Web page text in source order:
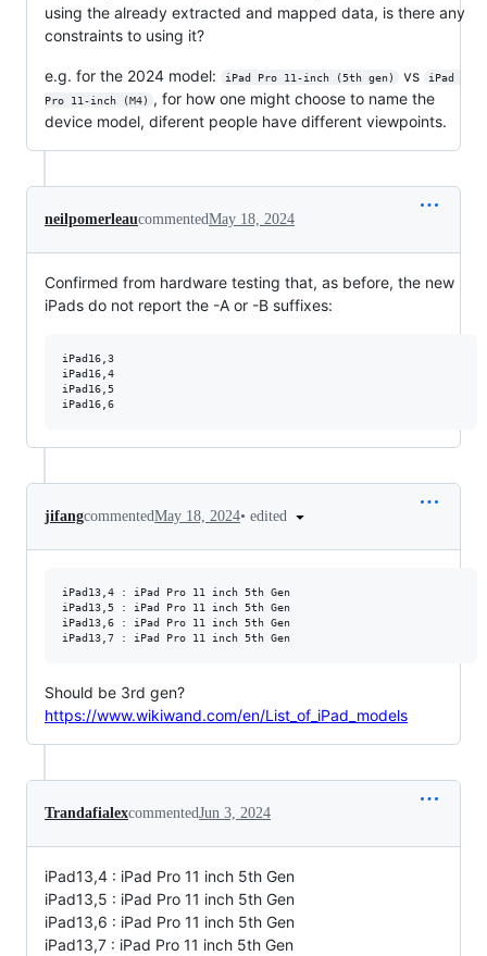
using the already extracted and mapped data, is there any
constraints to using it?
e.g. for the 2024 model: iPad Pro 11-inch (5th gen) vs
iPad
Pro 11-inch (M4)
, for how one might choose to name the
device model, diferent people have different viewpoints.
neilpomerleaucommentedMay 18, 2024
Confirmed from hardware testing that, as before, the new
iPads do not report the -A or -B suffixes:
iPad16,3
iPad16,4
iPad16,5
jifangcommentedMay 18, 2024• edited
iPad13,4 : iPad Pro 11 inch 5th Gen
iPad13,5 : iPad Pro 11 inch 5th Gen
iPad13,6 : iPad Pro 11 inch 5th Gen
Should be 3rd gen?
https://www.wikiwand.com/en/List_of_iPad_models
TrandafialexcommentedJun 3, 2024
iPad13,4 : iPad Pro 11 inch 5th Gen
iPad13,5 : iPad Pro 11 inch 5th Gen
iPad13,6 : iPad Pro 11 inch 5th Gen
iPad13,7 : iPad Pro 11 inch 5th Gen